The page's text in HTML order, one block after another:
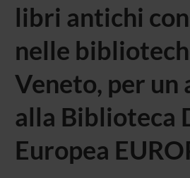
libri antichi
nelle
Veneto, per un
alla Biblioteca
Europea